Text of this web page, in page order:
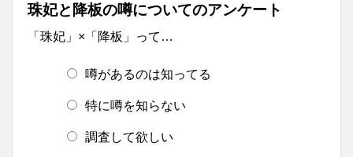
珠妃と降板の噂についてのアンケート
「珠妃」×「降板」って…
噂があるのは知ってる
特に噂を知らない
調査して欲しい